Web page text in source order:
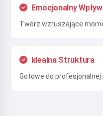
Emocjonalny Wpływ
Twórz wzruszające
Idealna Struktura
Gotowe do